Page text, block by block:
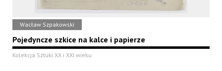
Wacław Szpakowski
Pojedyncze szkice na kalce i papierze
Kolekcja Sztuki XX i XXI wieku